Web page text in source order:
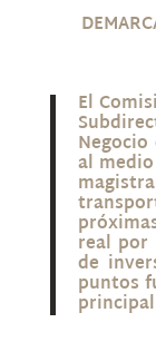
El
al
real por
de
puntos